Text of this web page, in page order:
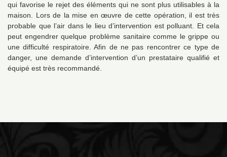
qui favorise le rejet des éléments qui ne sont plus utilisables à la
maison. Lors de la mise en œuvre de cette opération, il est très
probable que l’air dans le lieu d’intervention est polluant. Et cela
peut engendrer quelque problème sanitaire comme le grippe ou
une difficulté respiratoire. Afin de ne pas rencontrer ce type de
danger, une demande d’intervention d’un prestataire qualifié et
équipé est très recommandé.